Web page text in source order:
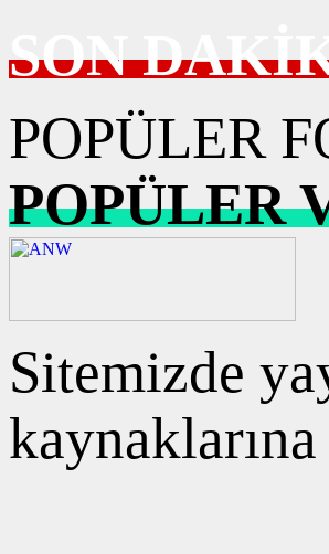
SON
POPÜLER
POPÜLER
Sitemizde